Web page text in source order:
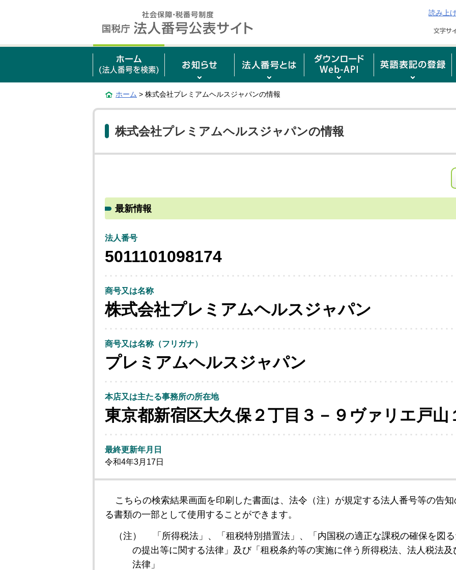
読み上
ホーム > 株式会社プレミアムヘルスジャパンの情報
株式会社プレミアムヘルスジャパンの情報
最新情報
法人番号
5011101098174
商号又は名称
株式会社プレミアムヘルスジャパン
商号又は名称（フリガナ）
プレミアムヘルスジャパン
本店又は主たる事務所の所在地
東京都新宿区大久保２丁目３－９ヴァリエ戸山
最終更新年月日
令和4年3月17日
こちらの検索結果画面を印刷した書面は、法令（注）が規定する法人番号等の告
る書類の一部として使用することができます。
（注）
「所得税法」、「租税特別措置法」、「内国税の適正な課税の確保を図
の提出等に関する法律」及び「租税条約等の実施に伴う所得税法、法人税法
法律」